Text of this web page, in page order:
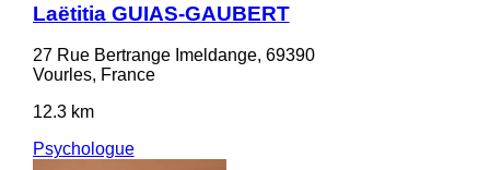
Laëtitia GUIAS-GAUBERT
27 Rue Bertrange Imeldange, 69390
Vourles, France
12.3 km
Psychologue